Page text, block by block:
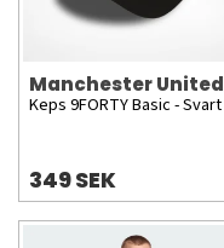
Manchester United
Keps 9FORTY Basic - Svart
349 SEK